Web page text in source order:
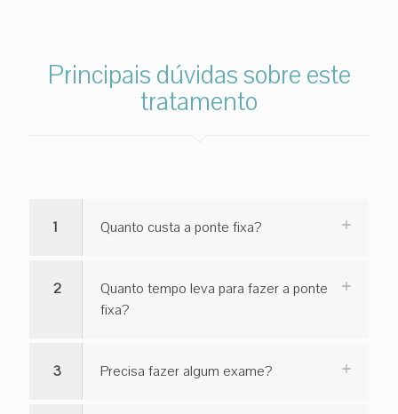
Principais dúvidas sobre este
tratamento
1 Quanto custa a ponte fixa?
2
Quanto tempo leva para fazer a ponte
fixa?
3 Precisa fazer algum exame?